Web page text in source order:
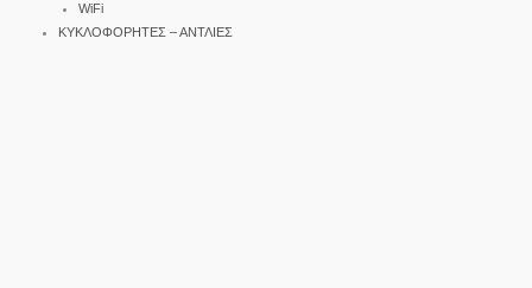
WiFi
ΚΥΚΛΟΦΟΡΗΤΕΣ – ΑΝΤΛΙΕΣ